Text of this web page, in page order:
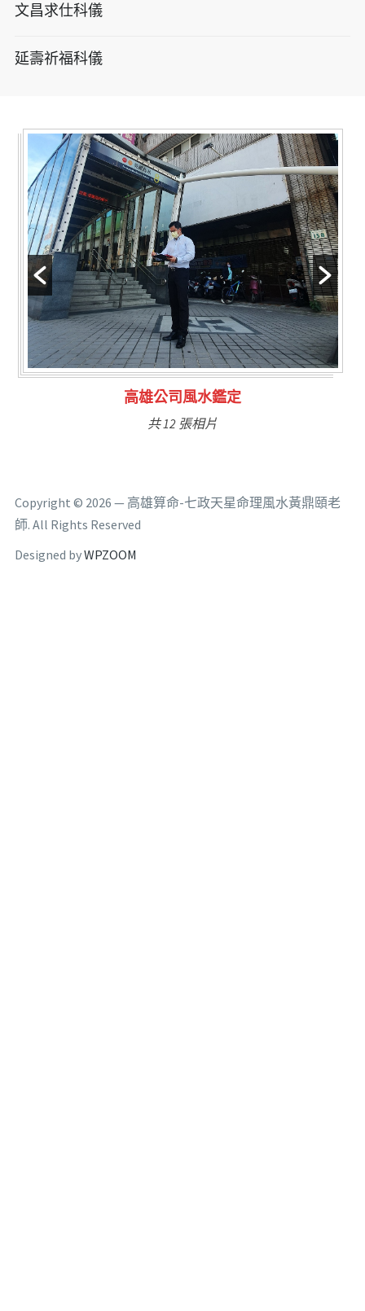
文昌求仕科儀
延壽祈福科儀
林氏福主量子生基造命
Copyright © 2026 — 高雄算命-七政天星命理風水黃鼎頤老
師. All Rights Reserved
Designed byWPZOOM